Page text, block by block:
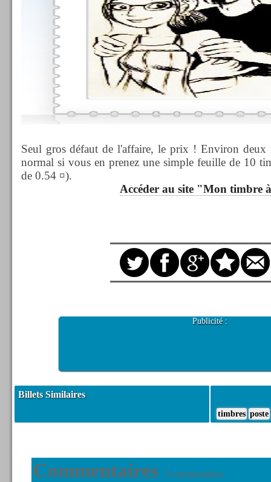
Seul gros défaut de l'affaire, le prix ! Environ
normal si vous en prenez une simple feuille de 10
de 0.54 ¤).
Accéder au site "Mon timbre
Publicité :
Billets Similaires
timbres poste
Commentaires 3 commentaires